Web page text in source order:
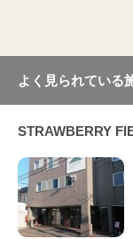
よく見られている
STRAWBERRY